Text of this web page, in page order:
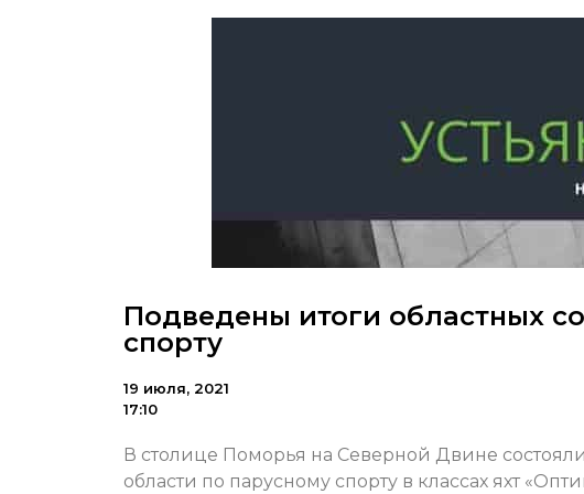
Подведены итоги областных
спорту
19 июля, 2021
17:10
В столице Поморья на Северной Двине
области по парусному спорту в классах яхт